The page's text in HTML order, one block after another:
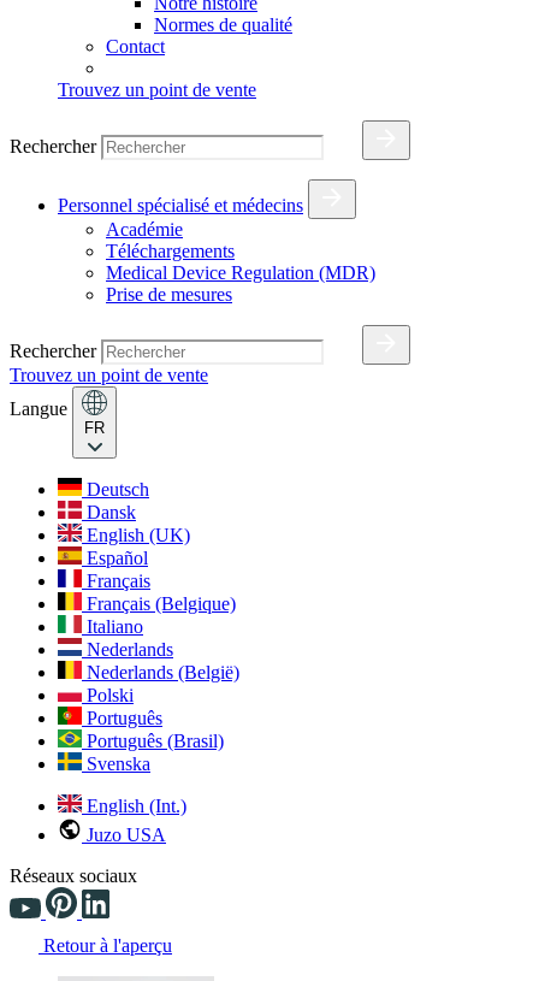
Normes de qualité
Contact
Trouvez un point de vente
Rechercher
Personnel spécialisé et médecins
Académie
Téléchargements
Medical Device Regulation (MDR)
Prise de mesures
Rechercher
Trouvez un point de vente
Langue
FR
Deutsch
Dansk
English (UK)
Español
Français
Français (Belgique)
Italiano
Nederlands
Nederlands (België)
Polski
Português
Português (Brasil)
Svenska
English (Int.)
Juzo USA
Réseaux sociaux
Retour à l'aperçu